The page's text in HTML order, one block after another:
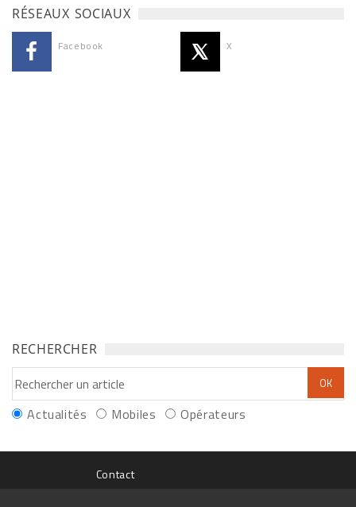
RÉSEAUX SOCIAUX
Facebook X
RECHERCHER
Actualités Mobiles Opérateurs
Contact